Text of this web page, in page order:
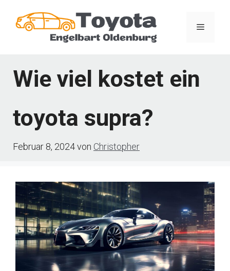
Inhalt
Menü
Wie viel kostet ein
toyota supra?
Februar 8, 2024von Christopher